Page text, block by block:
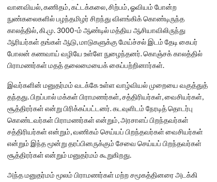
வானவியல், கணிதம், கட்டக்கலை, சிற்பம், ஓவியம் போன்ற
நுண்கலைகளில் பழந்தமிழர் சிறந்து விளங்கிக் கொண்டிருந்த
காலத்தில், கி.மு. 3000-ம் ஆண்டில் மத்திய ஆசியாவிலிருந்து
ஆரியர்கள் தங்கள் ஆடு, மாடுகளுக்கு மேய்ச்சல் இடம் தேடி கைபர்
போலன் கணவாய் வழியே உள்ளே நுழைந்தனர். கொஞ்சக் காலத்தில்
பிராமணர்கள் மதத் தலைமையைக் கைப்பற்றினார்கள்.
இவர்களின் மனுதர்மம் வடக்கே உள்ள வாழ்வியல் முறையை வகுத்துத்
தந்தது. பிறப்பால் மக்கள் பிராமணர்கள், சத்திரியர்கள், வைசியர்கள்,
சூத்திரர்கள் என்று பிரிக்கப்பட்டனர். கடவுளிடம் நேரடித் தொடர்பு
கொண்டவர்கள் பிராமணர்கள் என்றும், அரசாளப் பிறந்தவர்கள்
சத்திரியர்கள் என்றும், வணிகம் செய்யப் பிறந்தவர்கள் வைசியர்கள்
என்றும் இந்த மூன்று தரப்பினருக்கும் சேவை செய்யப் பிறந்தவர்கள்
சூத்திரர்கள் என்றும் மனுதர்மம் கூறுகிறது.
அந்த மனுதர்மம் மூலம் பிராமணர்கள் மற்ற சமூகத்தினரை அடக்கி